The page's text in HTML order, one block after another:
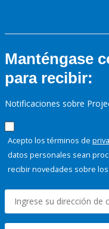
Manténgase
para recibir:
Notificaciones sobre
Acepto los términos de
datos personales sean
recibir novedades sobre